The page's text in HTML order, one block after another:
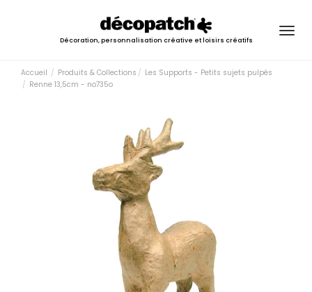
Décoration, personnalisation créative et loisirs créatifs
Accueil Produits & Collections
Les Supports - Petits sujets pulpés
Renne 13,5cm - no735o